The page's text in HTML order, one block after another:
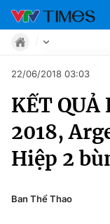
Chuyên mục
Tin tức
Move
Phong cách
Chân dung
Sự kiện
Bóng đá
Thể thao
22/06/2018 03:03
KẾT
2018,
Hiệp 2
Ban Thể Thao